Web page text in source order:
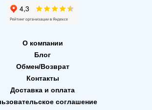
О компании
Блог
Обмен/Возврат
Контакты
Доставка и оплата
соглашение